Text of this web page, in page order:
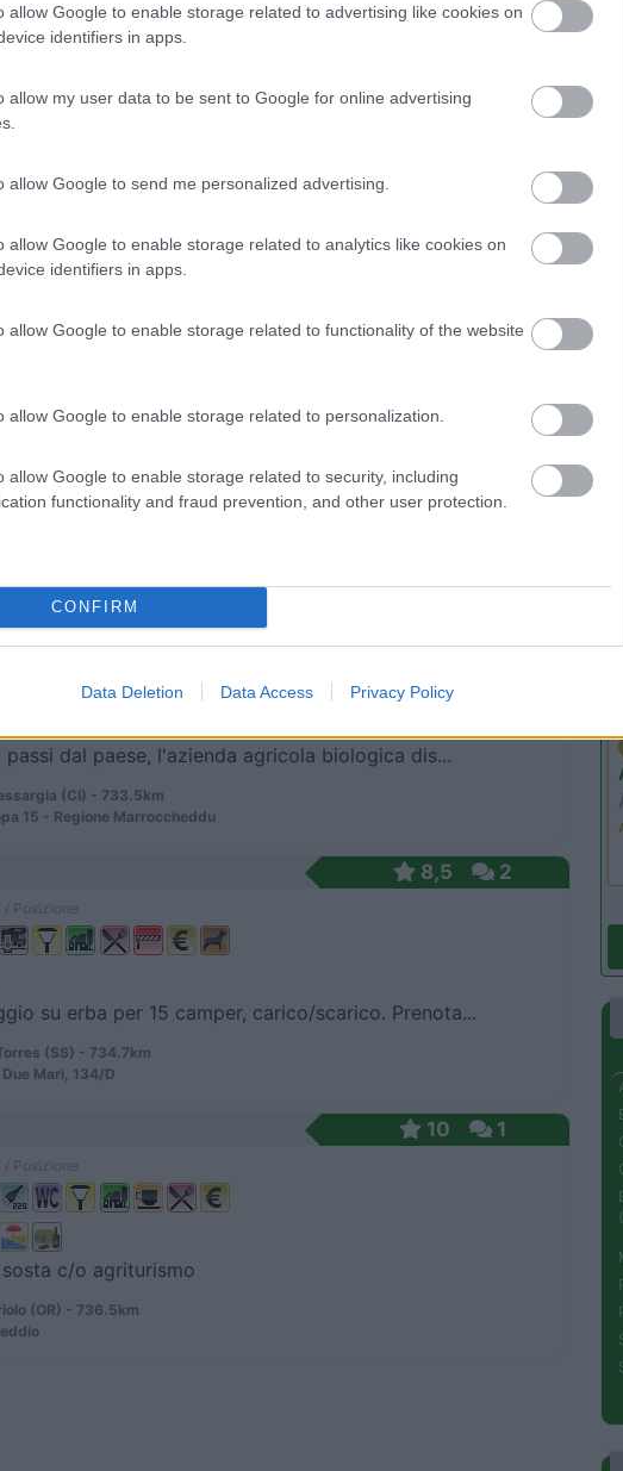
allow Google to enable storage related to advertising like cookies on
identifiers in apps.
allow my user data to be sent to Google for online advertising
allow Google to send me personalized advertising.
allow Google to enable storage related to analytics like cookies on
identifiers in apps.
allow Google to enable storage related to functionality of the website
allow Google to enable storage related to personalization.
allow Google to enable storage related to security, including
functionality and fraud prevention, and other user protection.
CONFIRM
Data Deletion Data Access Privacy Policy
(SS) - 726km
Nieddu
9,5
Posizione
con parcheggio per la sosta camper di una not...
(OR) - 731.2km
3 km da Porto Pino, spiaggia raggiungibile in bi...
Posizione
passi dal paese, l'azienda agricola biologica dis...
(CI) - 733.5km
15 - Regione Marroccheddu
8,5 2
su erba per 15 camper, carico/scarico. Prenota...
(SS) - 734.7km
Mari, 134/D
10 1
c/o agriturismo
(OR) - 736.5km